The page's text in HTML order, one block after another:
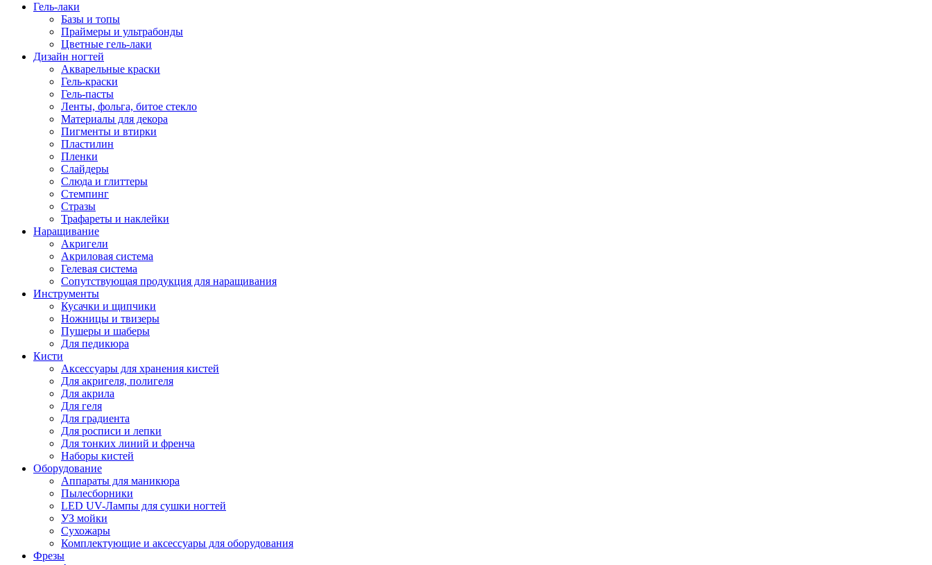
Гель-лаки
Базы и топы
Праймеры и ультрабонды
Цветные гель-лаки
Дизайн ногтей
Акварельные краски
Гель-краски
Гель-пасты
Ленты, фольга, битое стекло
Материалы для декора
Пигменты и втирки
Пластилин
Пленки
Слайдеры
Слюда и глиттеры
Стемпинг
Стразы
Трафареты и наклейки
Наращивание
Акригели
Акриловая система
Гелевая система
Сопутствующая продукция для наращивания
Инструменты
Кусачки и щипчики
Ножницы и твизеры
Пушеры и шаберы
Для педикюра
Кисти
Аксессуары для хранения кистей
Для акригеля, полигеля
Для акрила
Для геля
Для градиента
Для росписи и лепки
Для тонких линий и френча
Наборы кистей
Оборудование
Аппараты для маникюра
Пылесборники
LED UV-Лампы для сушки ногтей
УЗ мойки
Сухожары
Комплектующие и аксессуары для оборудования
Фрезы